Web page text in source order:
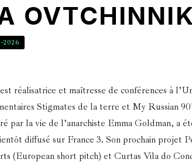
2026
réalisatrice et maîtresse de conférences à
Stigmates de la terre et My Russian
par la vie de l’anarchiste Emma Goldman, a
diffusé sur France 3. Son prochain projet
(European short pitch) et Curtas Vila do